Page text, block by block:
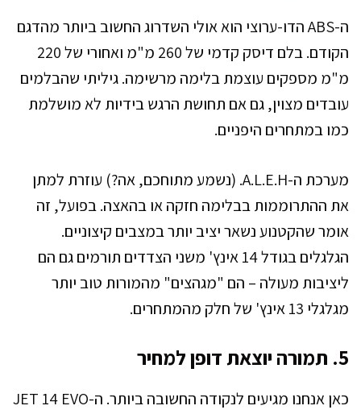
ה-ABS הדו-ערוצי הוא אולי השדרוג החשוב ביותר מהדגם
הקודם. בלם דיסק קדמי של 260 מ"מ ואחורי של 220
מ"מ מספקים עוצמת בלימה מרשימה. גיליתי שהבלמים
עובדים מצוין, גם אם תחושת הרגש בידיות לא מושלמת
כמו במתחרים היפניים.
מערכת ה-A.L.E.H. (נשמע מתוחכם, אה?) עוזרת למתן
את ההתרוממות בבלימה חזקה או בהאצה. בפועל, זה
אומר שהקטנוע נשאר יציב יותר במצבים קיצוניים.
הגלגלים בגודל 14 אינץ' משני הצדדים תורמים גם הם
ליציבות מעולה – הם "מגהצים" מהמורות טוב יותר
מגלגלי 13 אינץ' של חלק מהמתחרים.
5. תמורה יוצאת דופן למחיר
כאן אנחנו מגיעים לנקודה החשובה ביותר. ה-JET 14 EVO